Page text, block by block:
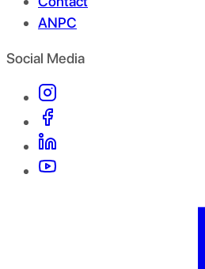
ANPC
Social Media